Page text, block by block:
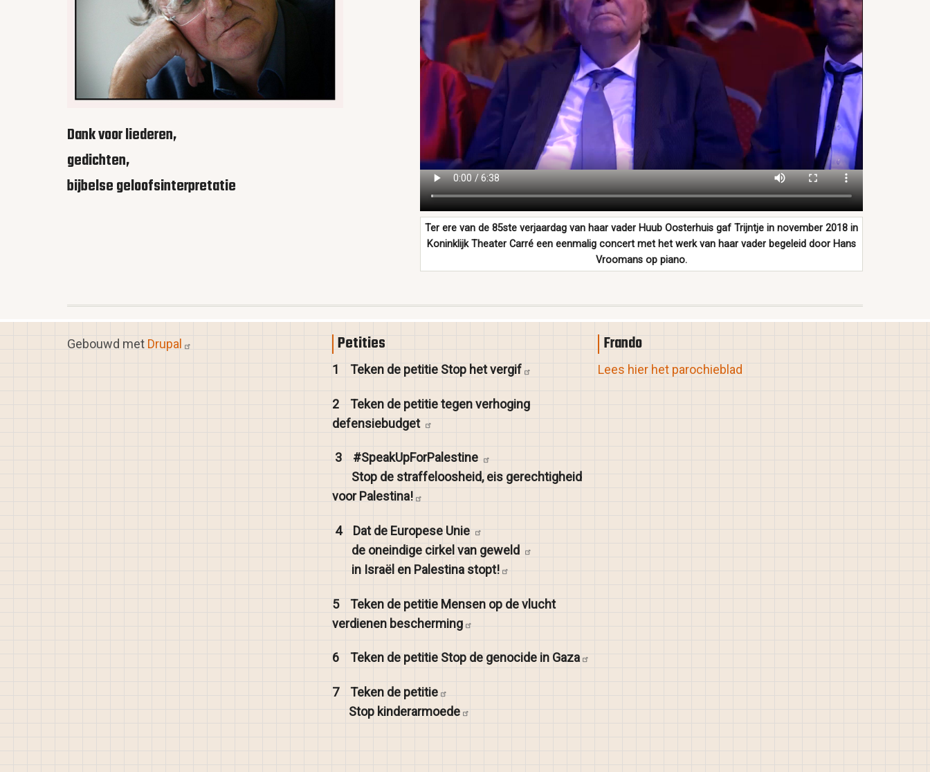
Dank voor liederen,
gedichten,
bijbelse geloofsinterpretatie
Ter ere van de 85ste verjaardag van haar vader Huub Oosterhuis gaf Trijntje in november 2018 in
Koninklijk Theater Carré een eenmalig concert met het werk van haar vader begeleid door Hans
Vroomans op piano.
Gebouwd met Drupal Petities
1Teken de petitie Stop hetvergif
2Teken de petitie tegen verhoging
defensiebudget
3
#SpeakUpForPalestine
Stop de straffeloosheid, eis gerechtigheid
voorPalestina!
4 Dat de Europese Unie
de oneindige cirkel van geweld
in Israël en Palestina stopt!
5Teken de petitie Mensen op de vlucht
verdienen bescherming
6Teken de petitie Stop de genocide in Gaza
7Teken de petitie
Stop kinderarmoede
Frando
Lees hier het parochieblad